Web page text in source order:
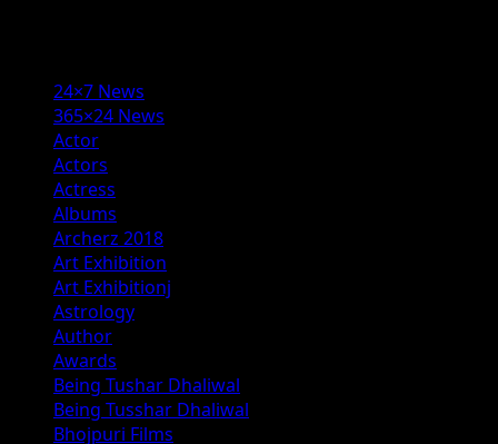
24×7 News
365×24 News
Actor
Actors
Actress
Albums
Archerz 2018
Art Exhibition
Art Exhibitionj
Astrology
Author
Awards
Being Tushar Dhaliwal
Being Tusshar Dhaliwal
Bhojpuri Films